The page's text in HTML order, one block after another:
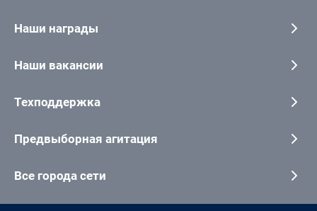
Наши награды
Наши вакансии
Техподдержка
Предвыборная агитация
Все города сети